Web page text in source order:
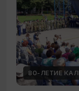
80-ЛЕТИЕ